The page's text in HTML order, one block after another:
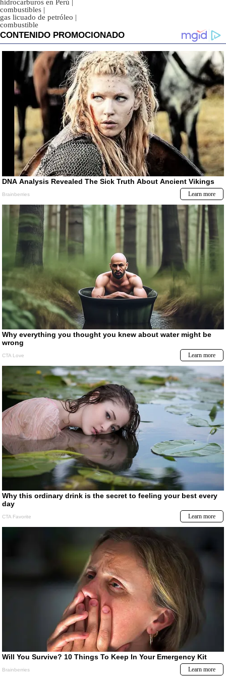
hidrocarburos en Perú
combustibles |
gas licuado de petróleo |
combustible